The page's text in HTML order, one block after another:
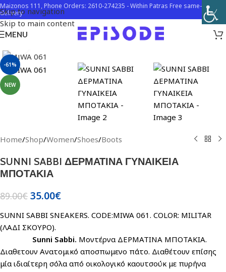
Skip to navigation
Skip to main content
Maizonos 111, Phone Orders: 2610-274235 - Within Patras Free same-day
delivery
MENU
-61%
NEW
Click to enlarge
Home/Shop/Women/Shoes/Boots
SUNNI SABBI ΔΕΡΜΑΤΙΝΑ ΓΥΝΑΙΚΕΙΑ
ΜΠΟΤΑΚΙΑ
89.00€ 35.00€
SUNNI SABBI SNEAKERS. CODE:MIWA 061. COLOR: MILITAR
(ΛΑΔΙ ΣΚΟΥΡΟ).
Sunni Sabbi. Μοντέρνα ΔΕΡΜΑΤΙΝΑ ΜΠΟΤΑΚΙΑ.
Διαθετουν Ανατομικό αποσπωμενο πάτο. Διαθέτουν επίσης
μία ιδιαίτερη σόλα από οικολογικό καουτσούκ με πυρήνα